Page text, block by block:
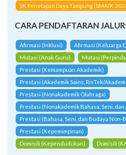
SK Penetapan Daya Tampung (SMA/K
CARA PENDAFTARAN JALUR:
Afirmasi (Inklusi)
Afirmasi (Keluarga
Mutasi (Anak Guru)
Mutasi
Prestasi (Kemampuan Akademik)
Prestasi (Akademik Sains, RisTek/
Prestasi (Nonakademik Olahraga)
Prestasi (Nonakademik Bahasa, Seni, dan
Prestasi (Bahasa, Seni, dan Budaya
Prestasi (Kepemimpinan)
Domisili (Kependudukan)
Domisili